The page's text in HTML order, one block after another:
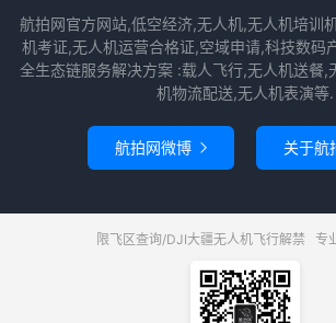
航拍网官方网站,低空经济,无人机,无人机培训
机考证,无人机运营合格证,空域申请,科技数码
全生态链服务解决方案 :载人飞行,无人机送餐,
机物流配送,无人机表演等.
航拍网微博  关于航
限飞区查询/DJI大疆无人机飞行解禁 专